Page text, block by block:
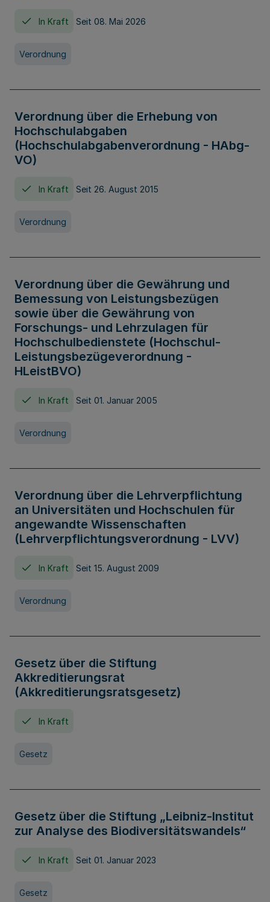
In Kraft Seit 08. Mai 2026
Verordnung
Verordnung über die Erhebung von
Hochschulabgaben
(Hochschulabgabenverordnung - HAbg-
VO)
In Kraft Seit 26. August 2015
Verordnung
Verordnung über die Gewährung und
Bemessung von Leistungsbezügen
sowie über die Gewährung von
Forschungs- und Lehrzulagen für
Hochschulbedienstete (Hochschul-
Leistungsbezügeverordnung -
HLeistBVO)
In Kraft Seit 01. Januar 2005
Verordnung
Verordnung über die Lehrverpflichtung
an Universitäten und Hochschulen für
angewandte Wissenschaften
(Lehrverpflichtungsverordnung - LVV)
In Kraft Seit 15. August 2009
Verordnung
Gesetz über die Stiftung
Akkreditierungsrat
(Akkreditierungsratsgesetz)
In Kraft
Gesetz
Gesetz über die Stiftung „Leibniz-Institut
zur Analyse des Biodiversitätswandels“
In Kraft Seit 01. Januar 2023
Gesetz